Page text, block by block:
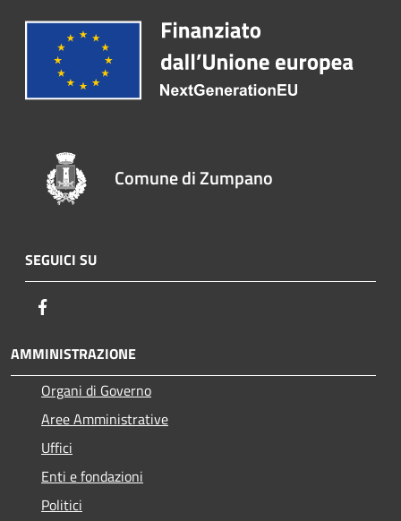
Comune di Zumpano
SEGUICI SU
AMMINISTRAZIONE
Organi di Governo
Aree Amministrative
Uffici
Enti e fondazioni
Politici